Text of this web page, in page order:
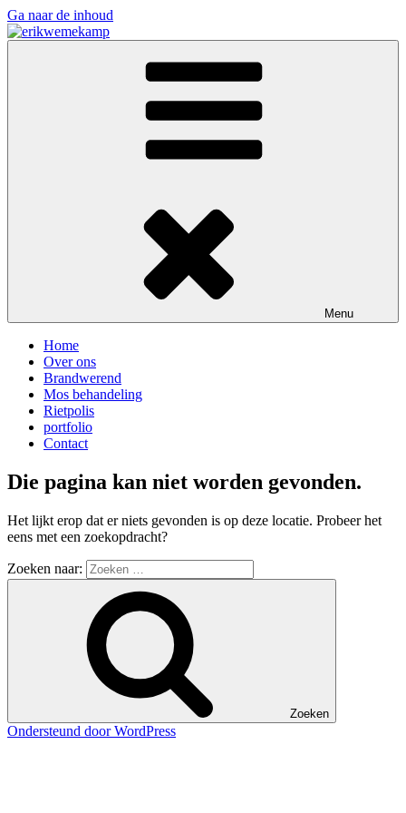
Ga naar de inhoud
Rietdekkersbedrijf Erik Wemekamp Den Ham
Menu
Home
Over ons
Brandwerend
Mos behandeling
Rietpolis
portfolio
Contact
Die pagina kan niet worden gevonden.
Het lijkt erop dat er niets gevonden is op deze locatie. Probeer het
eens met een zoekopdracht?
Zoeken naar:
Zoeken
Ondersteund door WordPress